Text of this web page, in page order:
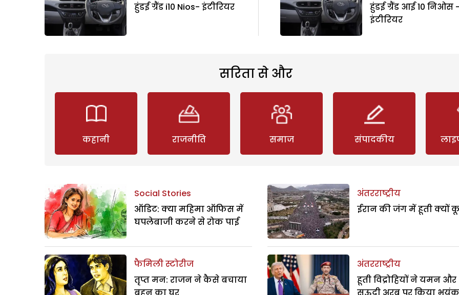
हुंडई ग्रैंड i10 Nios- इंटीरियर
हुंडई ग्रैंड आई 10 निओस
इंटीरियर
सरिता से और
कहानी राजनीति समाज संपादकीय
Social Stories
ऑडिट: क्या महिमा ऑफिस में
घपलेबाजी करने से रोक पाई
फैमिली स्टोरीज
तृप्त मन: राजन ने कैसे बचाया
अंतरराष्ट्रीय
ईरान की जंग में हूती क्यों
अंतरराष्ट्रीय
हूती विद्रोहियों ने यमन और